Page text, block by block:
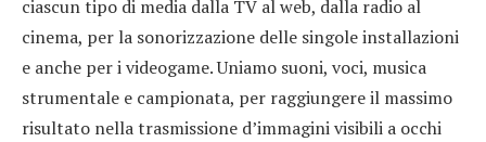
ciascun tipo di media dalla TV al web, dalla radio al
cinema, per la sonorizzazione delle singole installazioni
e anche per i videogame. Uniamo suoni, voci, musica
strumentale e campionata, per raggiungere il massimo
risultato nella trasmissione d’immagini visibili a occhi